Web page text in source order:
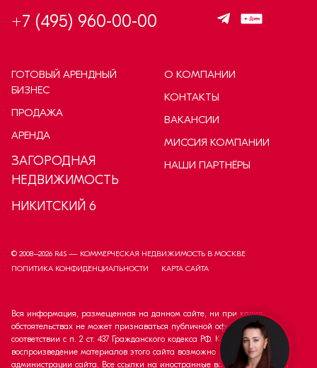
+7 (495) 960-00-00
ГОТОВЫЙ АРЕНДНЫЙ
БИЗНЕС
ПРОДАЖА
АРЕНДА
ЗАГОРОДНАЯ
НЕДВИЖИМОСТЬ
НИКИТСКИЙ 6
О КОМПАНИИ
КОНТАКТЫ
ВАКАНСИИ
МИССИЯ КОМПАНИИ
НАШИ ПАРТНЁРЫ
© 2008–2026 R4S — КОММЕРЧЕСКАЯ НЕДВИЖИМОСТЬ В МОСКВЕ
ПОЛИТИКА КОНФИДЕНЦИАЛЬНОСТИ
КАРТА САЙТА
Вся информация, размещенная на данном сайте, ни при каких
обстоятельствах не может признаваться публичной офертой в
соответствии с п. 2 ст. 437 Гражданского кодекса РФ. Копирование и
воспроизведение материалов этого сайта возможно только с согласия
администрации сайта. Все ссылки на иностранные валюты приведены